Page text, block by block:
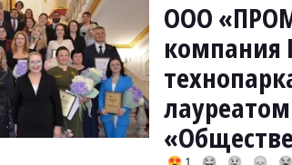
ООО
компания
😍 1 😂 😢 😞 😭